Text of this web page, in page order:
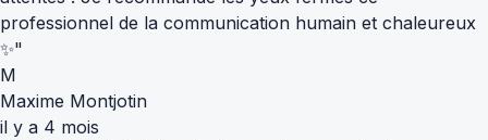
professionnel de la communication humain et chaleureux
✨"
M
Maxime Montjotin
il y a 4 mois